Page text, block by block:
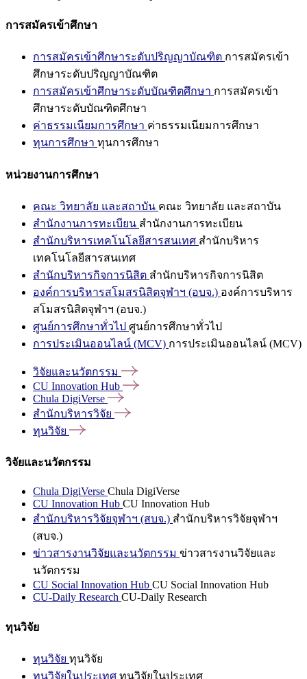
การสมัครเข้าศึกษา
การสมัครเข้าศึกษาระดับปริญญาบัณฑิต การสมัครเข้า
ศึกษาระดับปริญญาบัณฑิต
การสมัครเข้าศึกษาระดับบัณฑิตศึกษา การสมัครเข้า
ศึกษาระดับบัณฑิตศึกษา
ค่าธรรมเนียมการศึกษา ค่าธรรมเนียมการศึกษา
ทุนการศึกษา ทุนการศึกษา
หน่วยงานการศึกษา
คณะ วิทยาลัย และสถาบัน คณะ วิทยาลัย และสถาบัน
สำนักงานการทะเบียน สำนักงานการทะเบียน
สำนักบริหารเทคโนโลยีสารสนเทศ สำนักบริหาร
เทคโนโลยีสารสนเทศ
สำนักบริหารกิจการนิสิต สำนักบริหารกิจการนิสิต
องค์การบริหารสโมสรนิสิตจุฬาฯ (อบจ.) องค์การบริหาร
สโมสรนิสิตจุฬาฯ (อบจ.)
ศูนย์การศึกษาทั่วไป ศูนย์การศึกษาทั่วไป
การประเมินออนไลน์ (MCV) การประเมินออนไลน์ (MCV)
วิจัยและนวัตกรรม
CU Innovation Hub
Chula DigiVerse
สำนักบริหารวิจัย
ทุนวิจัย
วิจัยและนวัตกรรม
Chula DigiVerse Chula DigiVerse
CU Innovation Hub CU Innovation Hub
สำนักบริหารวิจัยจุฬาฯ (สบจ.) สำนักบริหารวิจัยจุฬาฯ
(สบจ.)
ข่าวสารงานวิจัยและนวัตกรรม ข่าวสารงานวิจัยและ
นวัตกรรม
CU Social Innovation Hub CU Social Innovation Hub
CU-Daily Research CU-Daily Research
ทุนวิจัย
ทุนวิจัย ทุนวิจัย
ทุนวิจัยในประเทศ ทุนวิจัยในประเทศ